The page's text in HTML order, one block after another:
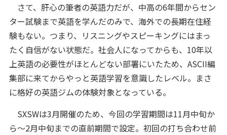
さて、肝心の筆者の英語力だが、中高の6年間からセン
ター試験まで英語を学んだのみで、海外での長期在住経
験もない。つまり、リスニングやスピーキングにはまっ
たく自信がない状態だ。社会人になってからも、10年以
上英語の必要性がほとんどない部署にいたため、ASCII編
集部に来てからやっと英語学習を意識したレベル。まさ
に格好の英語ジムの体験対象となっている。
SXSWは3月開催のため、今回の学習期間は11月中旬か
ら～2月中旬までの直前期間で設定。初回の打ち合わせ前